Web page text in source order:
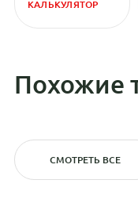
КАЛЬКУЛЯТОР
Похожие
СМОТРЕТЬ ВСЕ